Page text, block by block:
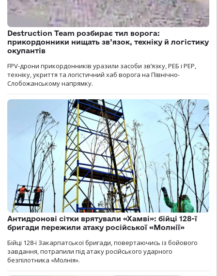
Destruction Team розбирає тил ворога:
прикордонники нищать зв’язок, техніку й логістику
окупантів
FPV-дрони прикордонників уразили засоби зв’язку, РЕБ і РЕР,
техніку, укриття та логістичний хаб ворога на Північно-
Слобожанському напрямку.
Антидронові сітки врятували «Хамві»: бійці 128-ї
бригади пережили атаку російської «Молнії»
Бійці 128-ї Закарпатської бригади, повертаючись із бойового
завдання, потрапили під атаку російського ударного
безпілотника «Молнія».